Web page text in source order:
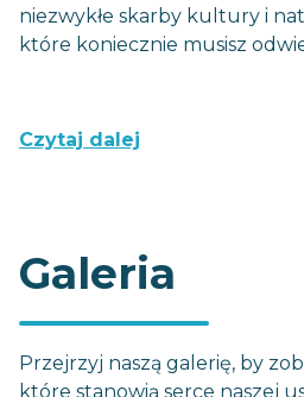
niezwykłe skarby kultury i
które koniecznie musisz
Czytaj dalej
Galeria
Przejrzyj naszą galerię, by
które stanowią serce naszej